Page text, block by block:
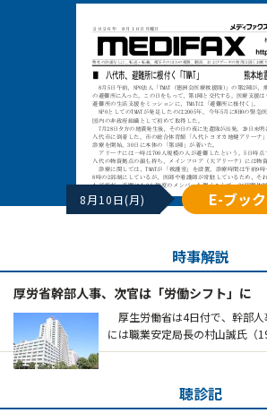
8月10日(月) E-ブッ
時事解説
厚労省幹部人事、次官は「労働シフト」に
厚生労働省は4日付で、幹部
には職業安定局長の村山誠氏（
聴診記